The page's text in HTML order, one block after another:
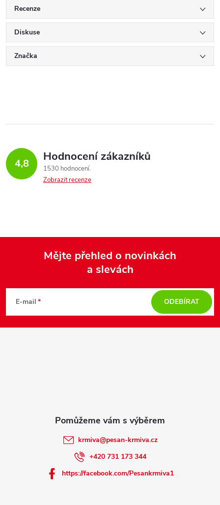
Recenze
Diskuse
Značka
4,8 Hodnocení zákazníků
1530 hodnocení
Zobrazit recenze
p
Mějte přehled o novinkách
a slevách
E-mail ODEBÍRAT
krmiva@pesan-krmiva.cz
+420 731 173 344
https://facebook.com/Pesankrmiva1